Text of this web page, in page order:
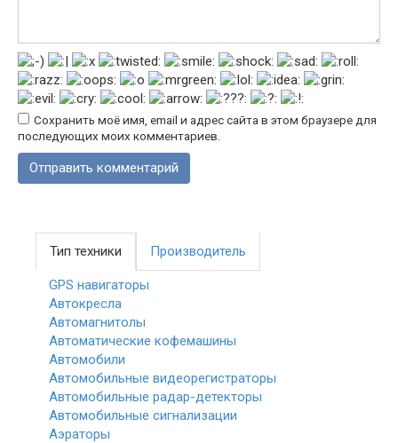
Сохранить моё имя, email и адрес сайта в этом браузере для
последующих моих комментариев.
Тип техники Производитель
GPS навигаторы
Автокресла
Автомагнитолы
Автоматические кофемашины
Автомобили
Автомобильные видеорегистраторы
Автомобильные радар-детекторы
Автомобильные сигнализации
Аэраторы